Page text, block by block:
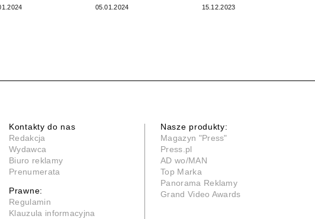
05.01.2024 15.12.2023
Kontakty do nas
Redakcja
Wydawca
Biuro reklamy
Prenumerata
Prawne:
Regulamin
Klauzula informacyjna
Nasze produkty:
Magazyn "Press"
Press.pl
AD wo/MAN
Top Marka
Panorama Reklamy
Grand Video Awards